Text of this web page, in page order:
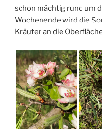
schon mächtig rund um
Wochenende wird die
Kräuter an die